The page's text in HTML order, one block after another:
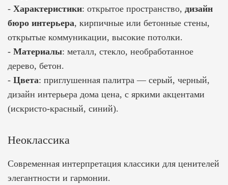
- Характеристики: открытое пространство, дизайн
бюро интерьера, кирпичные или бетонные стены,
открытые коммуникации, высокие потолки.
- Материалы: металл, стекло, необработанное
дерево, бетон.
- Цвета: приглушенная палитра — серый, черный,
дизайн интерьера дома цена, с яркими акцентами
(искристо-красный, синий).
Неоклассика
Современная интерпретация классики для ценителей
элегантности и гармонии.